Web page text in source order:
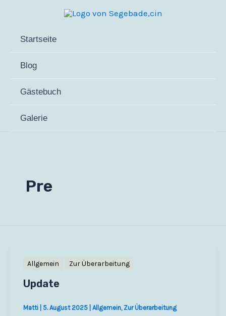
springenStartseite
Blog
Gästebuch
Galerie
Pre
Allgemein Zur Überarbeitung
Update
Matti 5. August 2025 Allgemein, Zur Überarbeitung